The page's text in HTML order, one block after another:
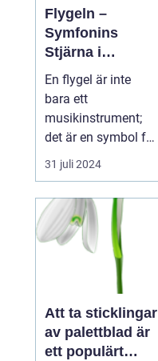
Flygeln –
Symfonins
Stjärna i
Vardagsrummet
En flygel är inte
bara ett
musikinstrument;
det är en symbol för
elegans, kulturelt
a...
31 juli 2024
Att ta sticklingar
av palettblad är
ett populärt